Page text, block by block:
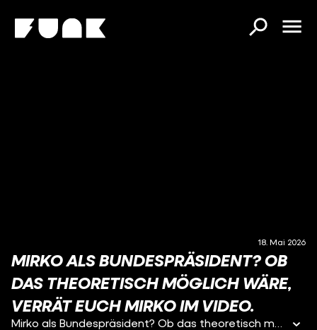
18. Mai 2026
MIRKO ALS BUNDESPRÄSIDENT? OB
DAS THEORETISCH MÖGLICH WÄRE,
VERRÄT EUCH MIRKO IM VIDEO.
Mirko als Bundespräsident? Ob das theoretisch mög